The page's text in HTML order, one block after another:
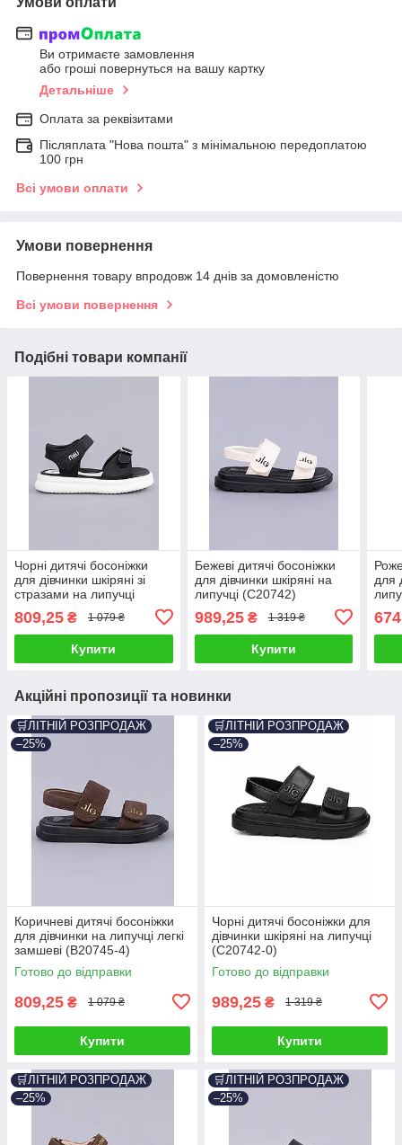
Ви отримаєте замовлення
або гроші повернуться на вашу картку
Детальніше
Оплата за реквізитами
Післяплата "Нова пошта" з мінімальною передоплатою
100 грн
Всі умови оплати
Умови повернення
Повернення товару впродовж 14 днів за домовленістю
Всі умови повернення
Подібні товари компанії
Чорні дитячі босоніжки
для дівчинки шкіряні зі
стразами на липучці
809,25 ₴ 1 079 ₴
Купити
Бежеві дитячі босоніжки
для дівчинки шкіряні на
липучці (C20742)
989,25₴ 1 319 ₴
Купити
для
Акційні пропозиції та новинки
🛒ЛІТНІЙ РОЗПРОДАЖ
–25%
Коричневі дитячі босоніжки
для дівчинки на липучці легкі
замшеві (B20745-4)
Готово до відправки
809,25 ₴ 1 079 ₴
Купити
🛒ЛІТНІЙ РОЗПРОДАЖ
–25%
Чорні дитячі босоніжки для
дівчинки шкіряні на липучці
(C20742-0)
Готово до відправки
989,25 ₴ 1 319 ₴
Купити
🛒ЛІТНІЙ РОЗПРОДАЖ
–25%
🛒ЛІТНІЙ РОЗПРОДАЖ
–25%